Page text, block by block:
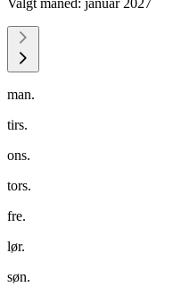
man.
tirs.
ons.
tors.
fre.
lør.
søn.